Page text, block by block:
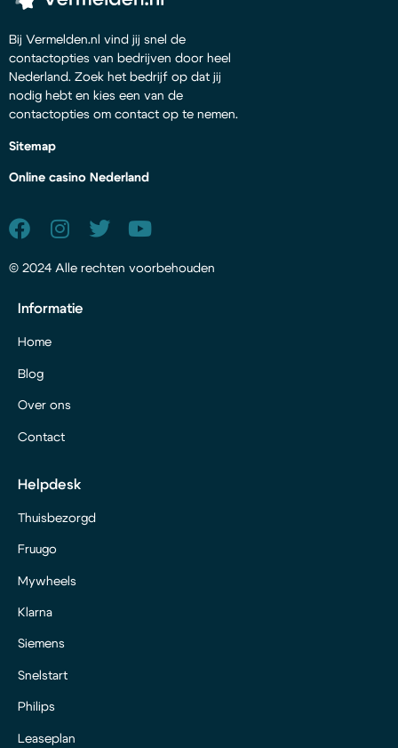
Bij Vermelden.nl vind jij snel de
contactopties van bedrijven door heel
Nederland. Zoek het bedrijf op dat jij
nodig hebt en kies een van de
contactopties om contact op te nemen.
Sitemap
Online casino Nederland
© 2024 Alle rechten voorbehouden
Informatie
Home
Blog
Over ons
Contact
Helpdesk
Thuisbezorgd
Fruugo
Mywheels
Klarna
Siemens
Snelstart
Philips
Leaseplan